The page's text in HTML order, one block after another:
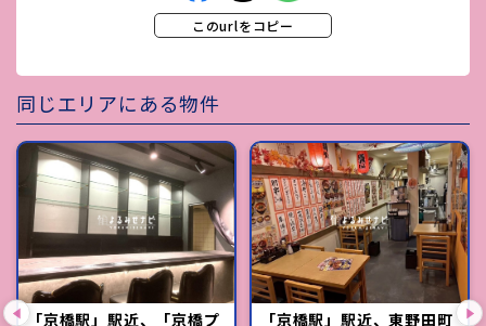
このurlをコピー
同じエリアにある物件
「京橋駅」駅近、「京橋プ
「京橋駅」駅近、東野田町